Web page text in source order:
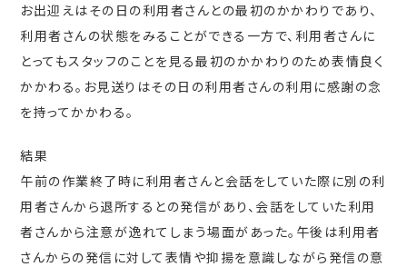
お出迎えはその日の利用者さんとの最初のかかわりであり、
利用者さんの状態をみることができる一方で、利用者さんに
とってもスタッフのことを見る最初のかかわりのため表情良く
かかわる。お見送りはその日の利用者さんの利用に感謝の念
を持ってかかわる。
結果
午前の作業終了時に利用者さんと会話をしていた際に別の利
用者さんから退所するとの発信があり、会話をしていた利用
者さんから注意が逸れてしまう場面があった。午後は利用者
さんからの発信に対して表情や抑揚を意識しながら発信の意